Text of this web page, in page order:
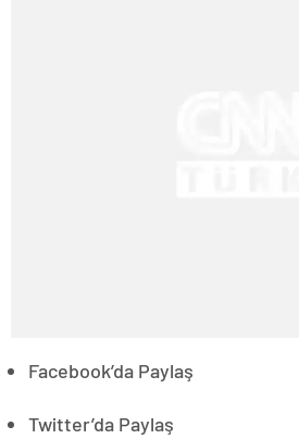
Facebook’da Paylaş
Twitter’da Paylaş